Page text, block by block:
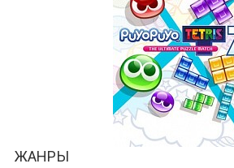
Spirit Legends 5: The
ЖАНРЫ